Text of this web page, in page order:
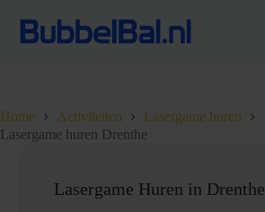
naar
Home Activiteiten
Lasergame huren
Lasergame huren Drenthe
Lasergame Huren in Drenthe